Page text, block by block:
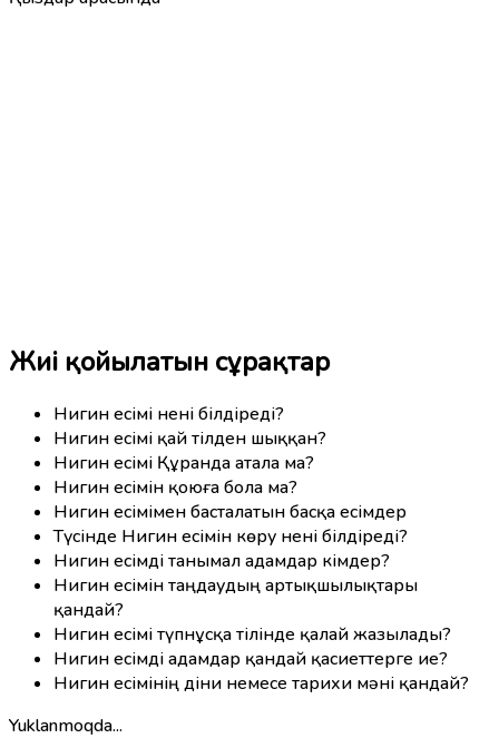
Жиі қойылатын сұрақтар
Нигин есімі нені білдіреді?
Нигин есімі қай тілден шыққан?
Нигин есімі Құранда атала ма?
Нигин есімін қоюға бола ма?
Нигин есімімен басталатын басқа есімдер
Түсінде Нигин есімін көру нені білдіреді?
Нигин есімді танымал адамдар кімдер?
Нигин есімін таңдаудың артықшылықтары
қандай?
Нигин есімі түпнұсқа тілінде қалай жазылады?
Нигин есімді адамдар қандай қасиеттерге ие?
Нигин есімінің діни немесе тарихи мәні қандай?
Yuklanmoqda...